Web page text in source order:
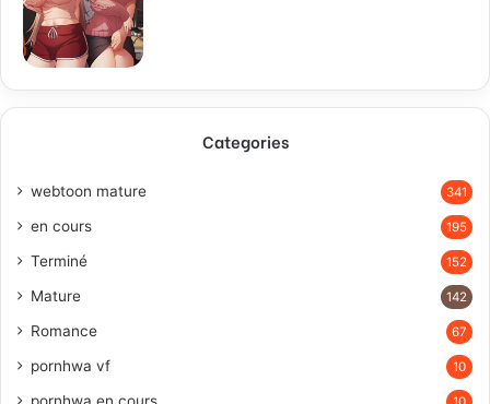
Categories
webtoon mature 341
en cours 195
Terminé 152
Mature 142
Romance 67
pornhwa vf 10
pornhwa en cours